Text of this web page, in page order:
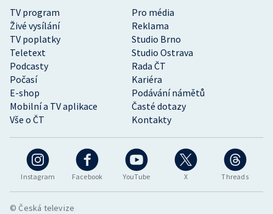
Instagram Facebook YouTube X Threads
TV program
Pro média
Živé vysílání
Reklama
TV poplatky
Studio Brno
Teletext
Studio Ostrava
Podcasty
Rada ČT
Počasí
Kariéra
E-shop
Podávání námětů
Mobilní a TV aplikace
Časté dotazy
Vše o ČT
Kontakty
© Česká televize